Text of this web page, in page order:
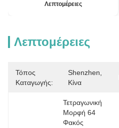
Λεπτομέρειες
Λεπτομέρειες
Τόπος
Καταγωγής:
Shenzhen,
Κίνα
Τετραγωνική
Μορφή 64
Φακός